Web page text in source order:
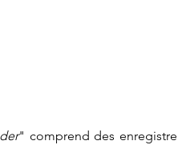
" comprend des